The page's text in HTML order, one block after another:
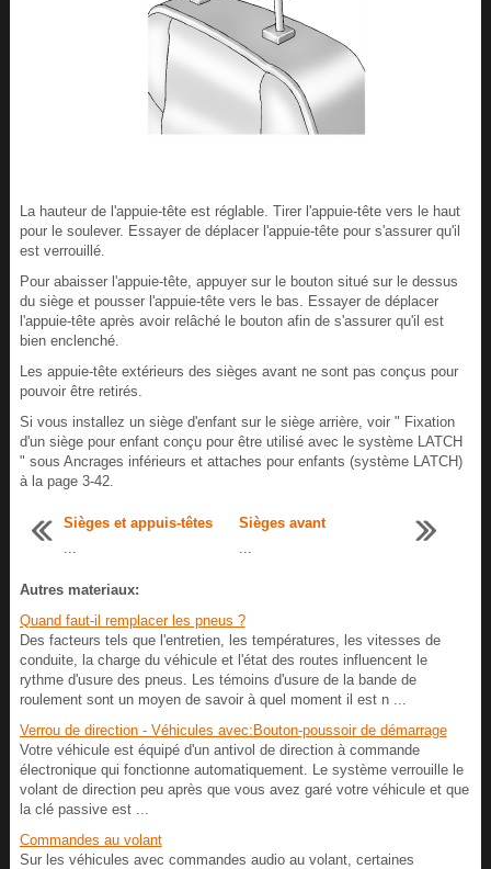
La hauteur de l'appuie-tête est réglable. Tirer l'appuie-tête vers le haut
pour le soulever. Essayer de déplacer l'appuie-tête pour s'assurer qu'il
est verrouillé.
Pour abaisser l'appuie-tête, appuyer sur le bouton situé sur le dessus
du siège et pousser l'appuie-tête vers le bas. Essayer de déplacer
l'appuie-tête après avoir relâché le bouton afin de s'assurer qu'il est
bien enclenché.
Les appuie-tête extérieurs des sièges avant ne sont pas conçus pour
pouvoir être retirés.
Si vous installez un siège d'enfant sur le siège arrière, voir " Fixation
d'un siège pour enfant conçu pour être utilisé avec le système LATCH
" sous Ancrages inférieurs et attaches pour enfants (système LATCH)
à la page 3-42.
Sièges et appuis-têtes
Sièges avant
Autres materiaux:
Quand faut-il remplacer les pneus ?
Des facteurs tels que l'entretien, les températures, les vitesses de
conduite, la charge du véhicule et l'état des routes influencent le
rythme d'usure des pneus. Les témoins d'usure de la bande de
roulement sont un moyen de savoir à quel moment il est n ...
Verrou de direction - Véhicules avec:Bouton-poussoir de démarrage
Votre véhicule est équipé d'un antivol de direction à commande
électronique qui fonctionne automatiquement. Le système verrouille le
volant de direction peu après que vous avez garé votre véhicule et que
la clé passive est ...
Commandes au volant
Sur les véhicules avec commandes audio au volant, certaines